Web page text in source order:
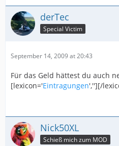
derTec
Special Victim
September 14, 2009 at 20:43
Für das Geld hättest du auch
[lexicon='Eintragungen',''][/
Nick50XL
Schieß mich zum MOD